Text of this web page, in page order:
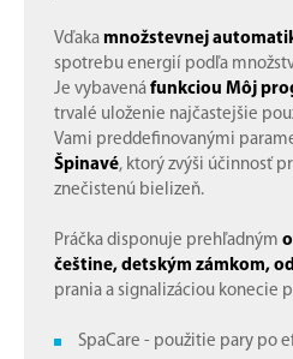
Vďaka množstevnej
spotrebu energií podľa
Je vybavená funkciou Môj
trvalé uloženie najčastejšie
Vami preddefinovanými
Špinavé, ktorý zvýši účinnosť
znečistenú bielizeň.
Práčka disponuje prehľadným
češtine, detským zámkom,
prania a signalizáciou konecie
SpaCare - použitie pary po